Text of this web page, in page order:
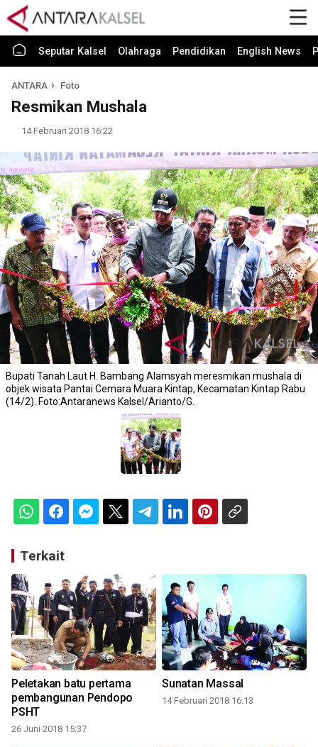
Seputar Kalsel Olahraga Pendidikan English News
ANTARA Foto
Resmikan Mushala
14 Februari 2018 16:22
Bupati Tanah Laut H. Bambang Alamsyah meresmikan mushala di
objek wisata Pantai Cemara Muara Kintap, Kecamatan Kintap Rabu
(14/2). Foto:Antaranews Kalsel/Arianto/G.
Terkait
Peletakan batu pertama
pembangunan Pendopo
PSHT
26 Juni 2018 15:37
Sunatan Massal
14 Februari 2018 16:13